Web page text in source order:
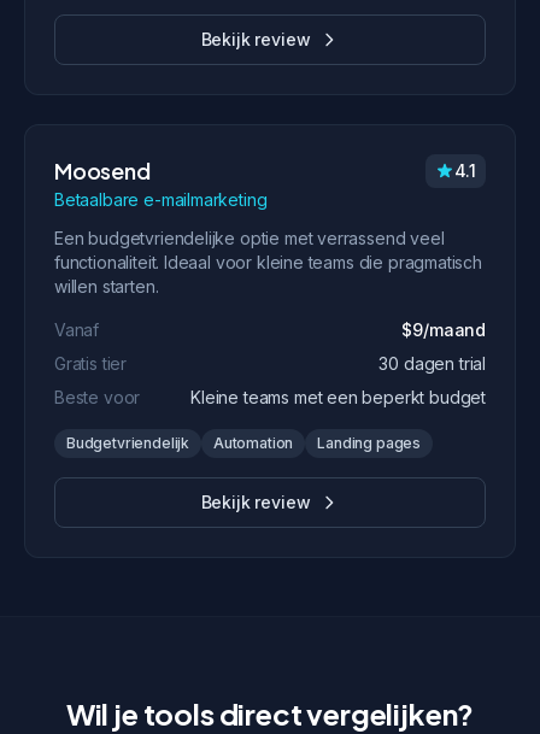
Bekijk review
Moosend
Betaalbare e-mailmarketing
4.1
Een budgetvriendelijke optie met verrassend veel
functionaliteit. Ideaal voor kleine teams die pragmatisch
willen starten.
Vanaf
$9/maand
Gratis tier
30 dagen trial
Beste voor
Kleine teams met een beperkt budget
Budgetvriendelijk Automation Landing pages
Bekijk review
Wil je tools direct vergelijken?